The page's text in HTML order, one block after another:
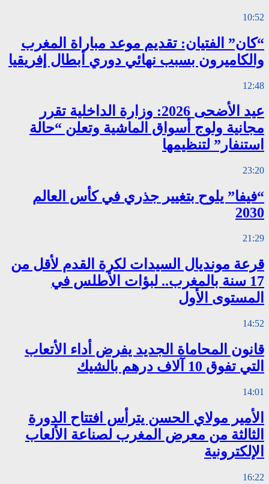
10:52
“كان” الفتيان: تقديم موعد مباراة المغرب
والكاميرون بسبب نهائي دوري أبطال إفريقيا
12:48
عيد الأضحى 2026: وزارة الداخلية تقرر
مجانية ولوج أسواق الماشية وتعلن “حالة
استنفار” لتنظيمها
23:20
“فيفا” يلوح بتغيير جذري في كأس العالم
2030
21:29
قرعة مونديال السيدات لكرة القدم لأقل من
17 سنة بالمغرب.. لبؤات الأطلس في
المستوى الأول
14:52
قانون المحاماة الجديد يفرض أداء الأتعاب
التي تفوق 10 آلاف درهم بالشيك
14:01
الأمير مولاي الحسن يترأس افتتاح الدورة
الثالثة من معرض المغرب لصناعة الألعاب
الإلكترونية
16:22